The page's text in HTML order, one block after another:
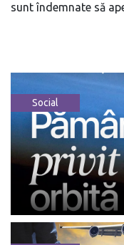
sunt îndemnate să
Social